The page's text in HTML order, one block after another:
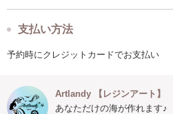
支払い方法
予約時にクレジットカードでお支払い
Artlandy 【レジンアート】
あなただけの海が作れます♪